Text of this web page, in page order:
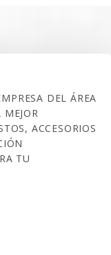
DEL ÁREA
ACCESORIOS
TU